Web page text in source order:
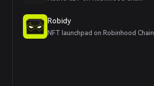
Robidy
NFT launchpad on Robinhood Chain